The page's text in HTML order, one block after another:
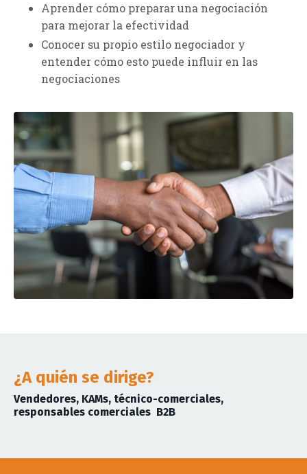
Aprender cómo preparar una negociación
para mejorar la efectividad
Conocer su propio estilo negociador y
entender cómo esto puede influir en las
negociaciones
¿A quién se dirige?
Vendedores, KAMs, técnico-comerciales,
responsables comerciales B2B